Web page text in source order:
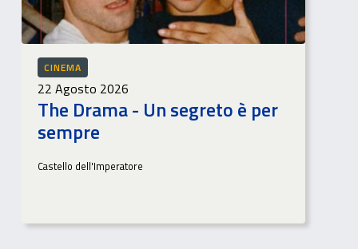
CINEMA
22 Agosto 2026
The Drama - Un segreto è per
sempre
Castello dell'Imperatore